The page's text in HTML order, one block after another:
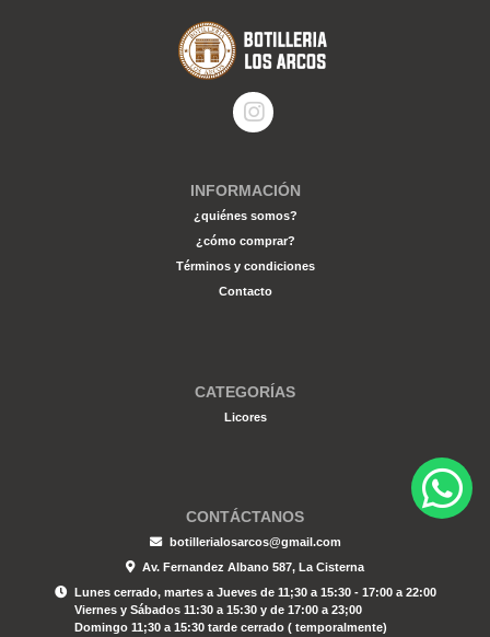
INFORMACIÓN
¿quiénes somos?
¿cómo comprar?
Términos y condiciones
Contacto
CATEGORÍAS
Licores
CONTÁCTANOS
botillerialosarcos@gmail.com
Av. Fernandez Albano 587, La Cisterna
Lunes cerrado, martes a Jueves de 11;30 a 15:30 - 17:00 a 22:00
Viernes y Sábados 11:30 a 15:30 y de 17:00 a 23;00
Domingo 11;30 a 15:30 tarde cerrado ( temporalmente)